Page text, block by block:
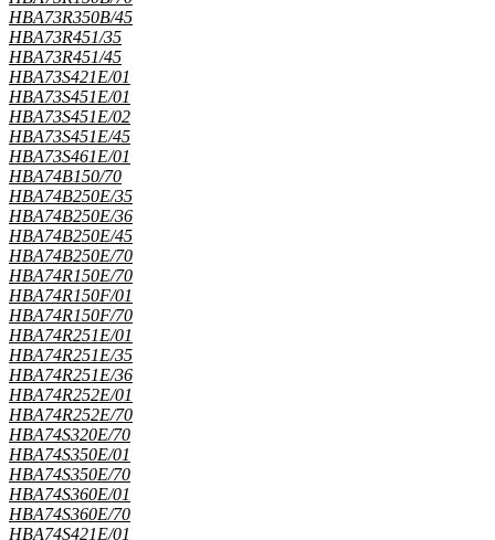
HBA73R350B/45
HBA73R451/35
HBA73R451/45
HBA73S421E/01
HBA73S451E/01
HBA73S451E/02
HBA73S451E/45
HBA73S461E/01
HBA74B150/70
HBA74B250E/35
HBA74B250E/36
HBA74B250E/45
HBA74B250E/70
HBA74R150E/70
HBA74R150F/01
HBA74R150F/70
HBA74R251E/01
HBA74R251E/35
HBA74R251E/36
HBA74R252E/01
HBA74R252E/70
HBA74S320E/70
HBA74S350E/01
HBA74S350E/70
HBA74S360E/01
HBA74S360E/70
HBA74S421E/01